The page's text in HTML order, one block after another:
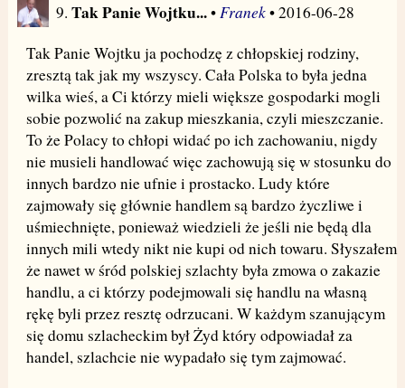
9. Tak Panie Wojtku...•Franek• 2016-06-28
Tak Panie Wojtku ja pochodzę z chłopskiej rodziny,
zresztą tak jak my wszyscy. Cała Polska to była jedna
wilka wieś, a Ci którzy mieli większe gospodarki mogli
sobie pozwolić na zakup mieszkania, czyli mieszczanie.
To że Polacy to chłopi widać po ich zachowaniu, nigdy
nie musieli handlować więc zachowują się w stosunku do
innych bardzo nie ufnie i prostacko. Ludy które
zajmowały się głównie handlem są bardzo życzliwe i
uśmiechnięte, ponieważ wiedzieli że jeśli nie będą dla
innych mili wtedy nikt nie kupi od nich towaru. Słyszałem
że nawet w śród polskiej szlachty była zmowa o zakazie
handlu, a ci którzy podejmowali się handlu na własną
rękę byli przez resztę odrzucani. W każdym szanującym
się domu szlacheckim był Żyd który odpowiadał za
handel, szlachcie nie wypadało się tym zajmować.